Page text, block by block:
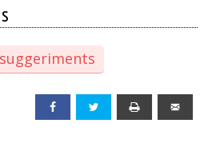
suggeriments
Facebook Twitter